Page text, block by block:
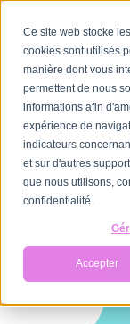
Ce site web stocke
cookies sont utilisés
manière dont vous
permettent de nous
informations afin
expérience de
indicateurs
et sur d'autres
que nous utilisons,
confidentialité.
Accepter
Livres
Retrouvez
rééducation,
vous aider.